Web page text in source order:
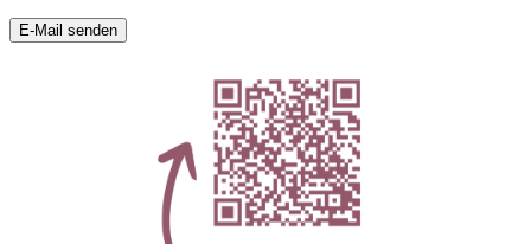
E-Mail senden